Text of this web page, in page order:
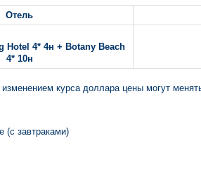
Отель
Hotel 4* 4н + Botany Beach
4* 10н
курса доллара цены могут
(c завтраками)